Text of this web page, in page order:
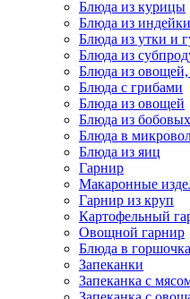
Блюда из курицы
Блюда из индейки
Блюда из утки и
Блюда из
Блюда из
Блюда с грибами
Блюда из овощей
Блюда из бобовых
Блюда в
Блюда из яиц
Гарнир
Макаронные
Гарнир из круп
Картофельный
Овощной гарнир
Блюда в
Запеканки
Запеканка с